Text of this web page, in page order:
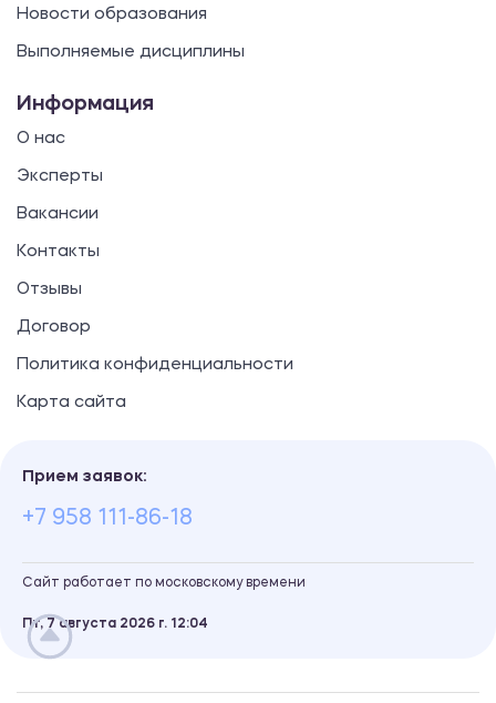
Новости образования
Выполняемые дисциплины
Информация
О нас
Эксперты
Вакансии
Контакты
Отзывы
Договор
Политика конфиденциальности
Карта сайта
Прием заявок:
+7 958 111-86-18
Сайт работает по московскому времени
Пт, 7 августа 2026 г. 12:04